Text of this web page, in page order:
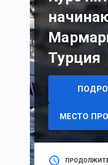
Турция
МЕСТО